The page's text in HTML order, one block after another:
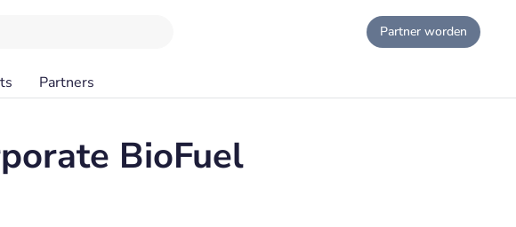
Partner worden
Partners
BioFuel